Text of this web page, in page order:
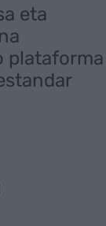
eta
plataforma